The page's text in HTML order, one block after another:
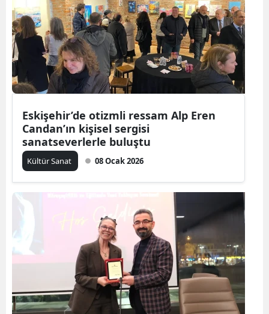
Eskişehir’de otizmli ressam Alp Eren
Candan’ın kişisel sergisi
sanatseverlerle buluştu
Kültür Sanat 08 Ocak 2026